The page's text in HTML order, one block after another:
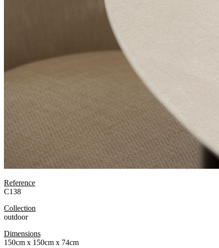
Reference
C138
Collection
outdoor
Dimensions
150cm x 150cm x 74cm